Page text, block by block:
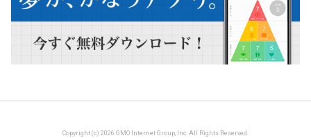
Copyright (c) 2026 GMO Internet Group, Inc. All Rights Reserved.